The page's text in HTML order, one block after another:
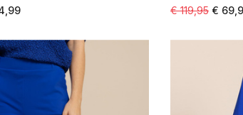
€ 119,95 €